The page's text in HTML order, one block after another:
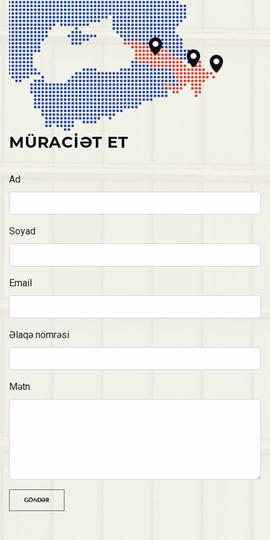
+994 51 205 46 12
+994 (12) 514 39 08
Fax: +994 (12) 514 39 08
MÜRACIƏT ET
Ad
Soyad
Email
Əlaqə nömrəsi
Mətn
GÖNDƏR